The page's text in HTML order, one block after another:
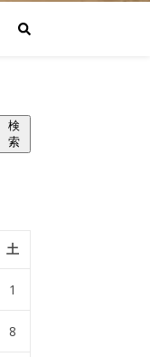
検
索
土
1
8